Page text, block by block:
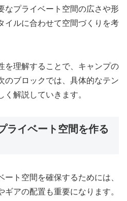
なプライベート空間の広さや形
イルに合わせて空間づくりを考
を理解することで、キャンプの
のブロックでは、具体的なテン
く解説していきます。
ライベート空間を作る
ト空間を確保するためには、
アの配置も重要になります。